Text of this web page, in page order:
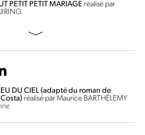
PETIT PETIT MARIAGE réalisé par
DU CIEL (adapté du roman de
réalisé par Maurice BARTHÉLEMY